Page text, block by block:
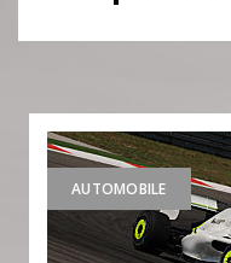
AUTOMOBILE